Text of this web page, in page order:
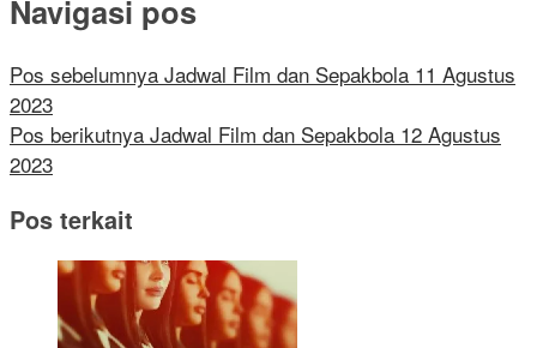
Navigasi pos
Pos sebelumnya Jadwal Film dan Sepakbola 11 Agustus
2023
Pos berikutnya Jadwal Film dan Sepakbola 12 Agustus
2023
Pos terkait